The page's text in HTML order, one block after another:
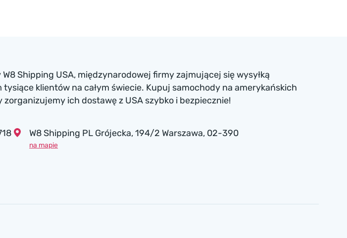
Shipping USA, międzynarodowej firmy zajmującej się wysyłką
klientów na całym świecie. Kupuj samochody na amerykańskich
ich dostawę z USA szybko i bezpiecznie!
W8 Shipping PL Grójecka , 194/2 Warszawa, 02-390
na mapie